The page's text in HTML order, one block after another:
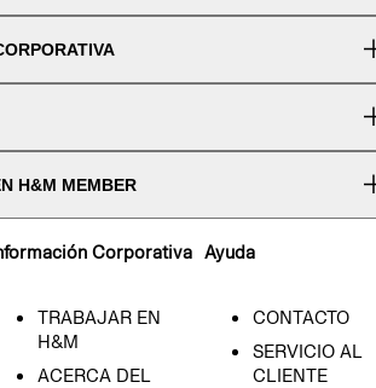
H&M MEMBER
Corporativa
TRABAJAR EN
H&M
ACERCA DEL
Ayuda
CONTACTO
SERVICIO AL
CLIENTE